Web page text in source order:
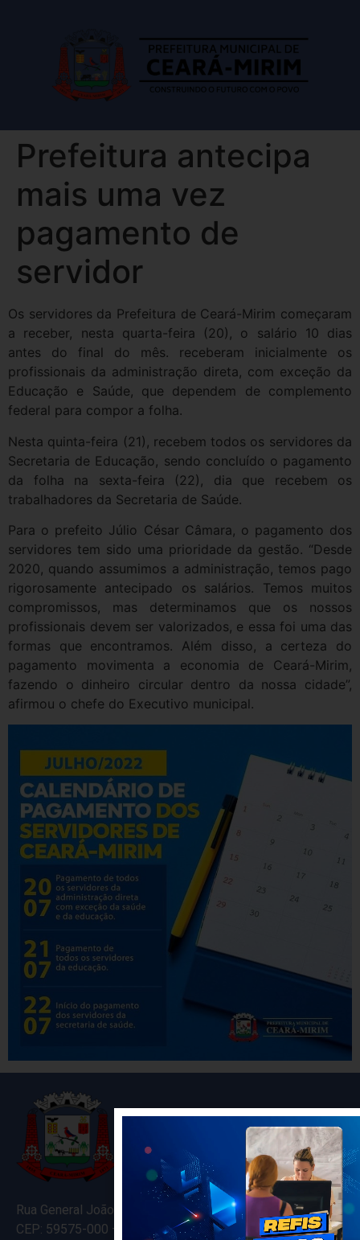
Prefeitura antecipa
mais uma vez
pagamento de
servidor
Os servidores da Prefeitura de Ceará-Mirim começaram
a receber, nesta quarta-feira (20), o salário 10 dias
antes do final do mês. receberam inicialmente os
profissionais da administração direta, com exceção da
Educação e Saúde, que dependem de complemento
federal para compor a folha.
Nesta quinta-feira (21), recebem todos os servidores da
Secretaria de Educação, sendo concluído o pagamento
da folha na sexta-feira (22), dia que recebem os
trabalhadores da Secretaria de Saúde.
Para o prefeito Júlio César Câmara, o pagamento dos
servidores tem sido uma prioridade da gestão. “Desde
2020, quando assumimos a administração, temos pago
rigorosamente antecipado os salários. Temos muitos
compromissos, mas determinamos que os nossos
profissionais devem ser valorizados, e essa foi uma das
formas que encontramos. Além disso, a certeza do
pagamento movimenta a economia de Ceará-Mirim,
fazendo o dinheiro circular dentro da nossa cidade”,
afirmou o chefe do Executivo municipal.
Rua General João Varela, 635
CEP: 59575-000 – Ceará-Mirim – RN